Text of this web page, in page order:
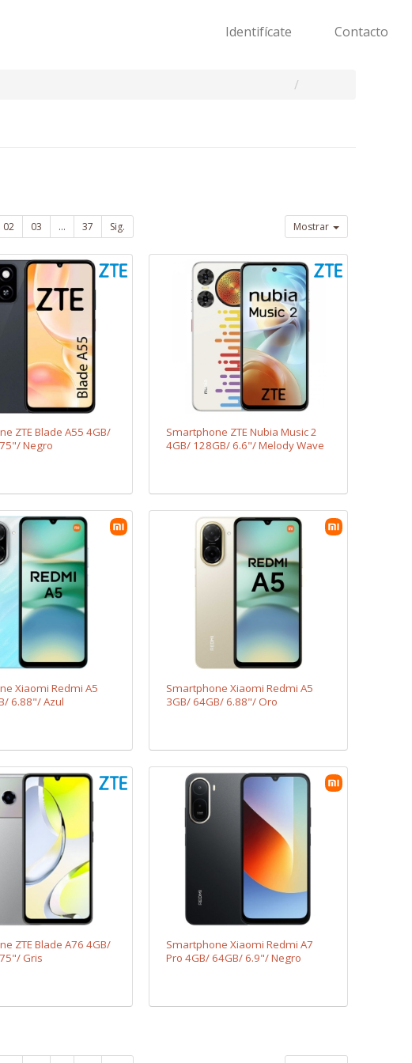
Identifícate Contacto
02 03 ... 37 Sig. Mostrar
ZTE Blade A55 4GB/
Negro
Smartphone ZTE Nubia Music 2
4GB/ 128GB/ 6.6"/ Melody Wave
Xiaomi Redmi A5
6.88"/ Azul
Smartphone Xiaomi Redmi A5
3GB/ 64GB/ 6.88"/ Oro
ZTE Blade A76 4GB/
Gris
Smartphone Xiaomi Redmi A7
Pro 4GB/ 64GB/ 6.9"/ Negro